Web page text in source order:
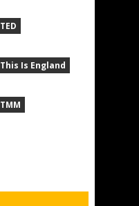
TED
This Is England
TMM